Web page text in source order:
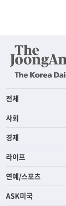
전체
사회
경제
라이프
연예/스포츠
ASK미국